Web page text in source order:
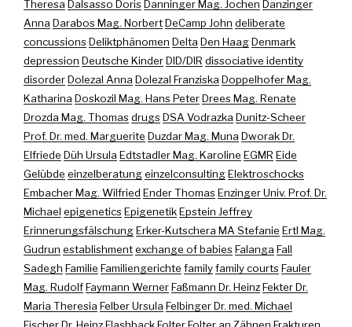
Theresa Dalsasso DorisDanninger Mag. Jochen Danzinger
Anna Darabos Mag. NorbertDeCamp John deliberate
concussionsDeliktphänomen Delta Den HaagDenmark
depression Deutsche KinderDID/DIR dissociative identity
disorderDolezal Anna Dolezal Franziska Doppelhofer Mag.
Katharina Doskozil Mag. Hans PeterDrees Mag. Renate
Drozda Mag. ThomasdrugsDSA Vodrazka Dunitz-Scheer
Prof. Dr. med. Marguerite Duzdar Mag. Muna Dworak Dr.
Elfriede Düh Ursula Edtstadler Mag. Karoline EGMR Eide
Gelübde einzelberatungeinzelconsultingElektroschocks
Embacher Mag. Wilfried Ender ThomasEnzinger Univ. Prof. Dr.
Michael epigeneticsEpigenetikEpstein Jeffrey
ErinnerungsfälschungErker-Kutschera MA Stefanie Ertl Mag.
Gudrun establishmentexchange of babiesFalanga Fall
Sadegh Familie Familiengerichte familyfamily courtsFauler
Mag. RudolfFaymann WernerFaßmann Dr. HeinzFekter Dr.
Maria Theresia Felber Ursula Felbinger Dr. med. Michael
Fischer Dr. HeinzFlashbackFolterFolter an Zähnen Frakturen